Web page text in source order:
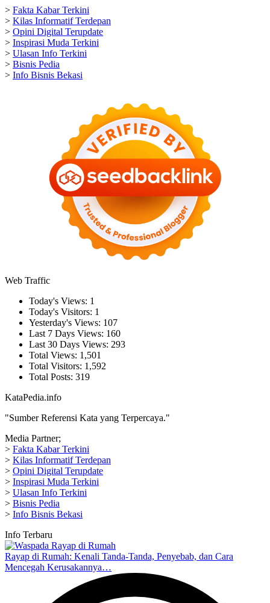
> Fakta Kabar Terkini
> Kilas Informatif Terdepan
> Opini Digital Terupdate
> Inspirasi Muda Terkini
> Ulasan Info Terkini
> Bisnis Pedia
> Info Bisnis Bekasi
Web Traffic
Today's Views: 1
Today's Visitors: 1
Yesterday's Views: 107
Last 7 Days Views: 160
Last 30 Days Views: 293
Total Views: 1,501
Total Visitors: 1,592
Total Posts: 319
KataPedia.info
"Sumber Referensi Kata yang Terpercaya."
Media Partner;
> Fakta Kabar Terkini
> Kilas Informatif Terdepan
> Opini Digital Terupdate
> Inspirasi Muda Terkini
> Ulasan Info Terkini
> Bisnis Pedia
> Info Bisnis Bekasi
Info Terbaru
Rayap di Rumah: Kenali Tanda-Tanda, Penyebab, dan Cara
Mencegah Kerusakannya…